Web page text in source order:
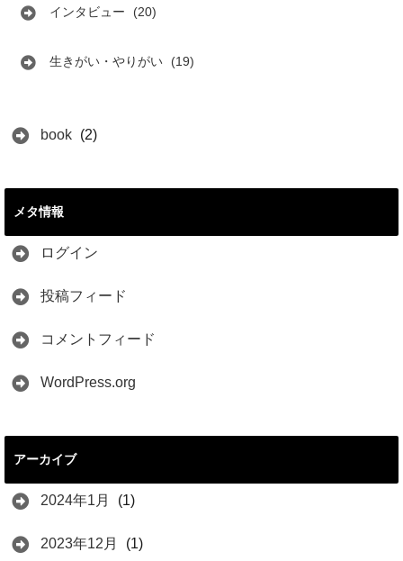
インタビュー (20)
生きがい・やりがい (19)
book (2)
メタ情報
ログイン
投稿フィード
コメントフィード
WordPress.org
アーカイブ
2024年1月 (1)
2023年12月 (1)